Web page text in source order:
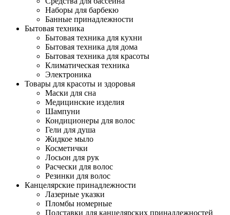
Наборы для барбекю
Банные принадлежности
Бытовая техника
Бытовая техника для кухни
Бытовая техника для дома
Бытовая техника для красоты
Климатическая техника
Электроника
Товары для красоты и здоровья
Маски для сна
Медицинские изделия
Шампуни
Кондиционеры для волос
Гели для душа
Жидкое мыло
Косметички
Лосьон для рук
Расчески для волос
Резинки для волос
Канцелярские принадлежности
Лазерные указки
Пломбы номерные
Подставки для канцелярских принадлежностей